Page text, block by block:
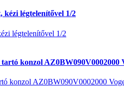
légtelenítővel 1/2
légtelenítővel 1/2
konzol AZ0BW090V0002000
konzol AZ0BW090V0002000